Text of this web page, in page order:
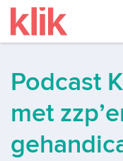
Podcast
met